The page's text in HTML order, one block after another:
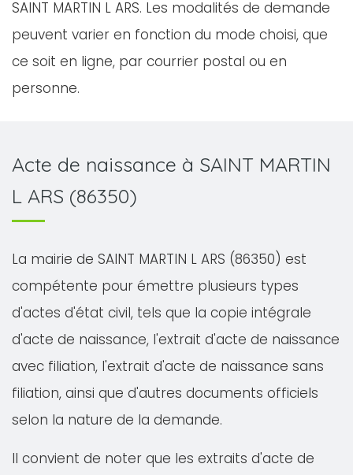
SAINT MARTIN L ARS. Les modalités de demande
peuvent varier en fonction du mode choisi, que
ce soit en ligne, par courrier postal ou en
personne.
Acte de naissance à SAINT MARTIN
L ARS (86350)
La mairie de SAINT MARTIN L ARS (86350) est
compétente pour émettre plusieurs types
d'actes d'état civil, tels que la copie intégrale
d'acte de naissance, l'extrait d'acte de naissance
avec filiation, l'extrait d'acte de naissance sans
filiation, ainsi que d'autres documents officiels
selon la nature de la demande.
Il convient de noter que les extraits d'acte de